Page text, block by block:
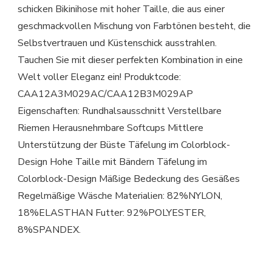
schicken Bikinihose mit hoher Taille, die aus einer
geschmackvollen Mischung von Farbtönen besteht, die
Selbstvertrauen und Küstenschick ausstrahlen.
Tauchen Sie mit dieser perfekten Kombination in eine
Welt voller Eleganz ein! Produktcode:
CAA12A3M029AC/CAA12B3M029AP
Eigenschaften: Rundhalsausschnitt Verstellbare
Riemen Herausnehmbare Softcups Mittlere
Unterstützung der Büste Täfelung im Colorblock-
Design Hohe Taille mit Bändern Täfelung im
Colorblock-Design Mäßige Bedeckung des Gesäßes
Regelmäßige Wäsche Materialien: 82%NYLON,
18%ELASTHAN Futter: 92%POLYESTER,
8%SPANDEX.